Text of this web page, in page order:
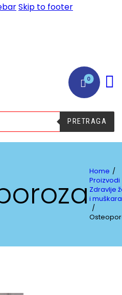
Skip to footer
0
PRETRAGA
Home
Proizvodi
Zdravlje
i